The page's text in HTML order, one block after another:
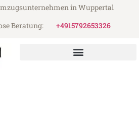
in Wuppertal
Beratung:
+4915792653326